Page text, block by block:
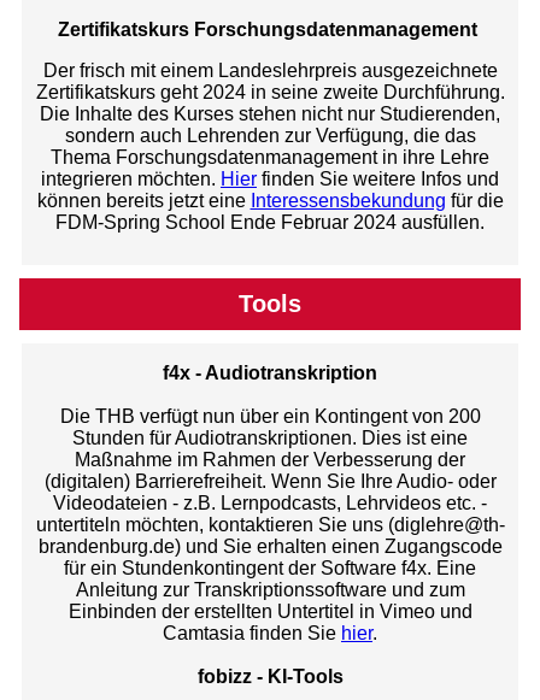
Zertifikatskurs Forschungsdatenmanagement
Der frisch mit einem Landeslehrpreis ausgezeichnete
Zertifikatskurs geht 2024 in seine zweite Durchführung.
Die Inhalte des Kurses stehen nicht nur Studierenden,
sondern auch Lehrenden zur Verfügung, die das
Thema Forschungsdatenmanagement in ihre Lehre
integrieren möchten. Hier finden Sie weitere Infos und
können bereits jetzt eine Interessensbekundung für die
FDM-Spring School Ende Februar 2024 ausfüllen.
Tools
f4x - Audiotranskription
Die THB verfügt nun über ein Kontingent von 200
Stunden für Audiotranskriptionen. Dies ist eine
Maßnahme im Rahmen der Verbesserung der
(digitalen) Barrierefreiheit. Wenn Sie Ihre Audio- oder
Videodateien - z.B. Lernpodcasts, Lehrvideos etc. -
untertiteln möchten, kontaktieren Sie uns (diglehre@th-
brandenburg.de) und Sie erhalten einen Zugangscode
für ein Stundenkontingent der Software f4x. Eine
Anleitung zur Transkriptionssoftware und zum
Einbinden der erstellten Untertitel in Vimeo und
Camtasia finden Sie hier.
fobizz - KI-Tools